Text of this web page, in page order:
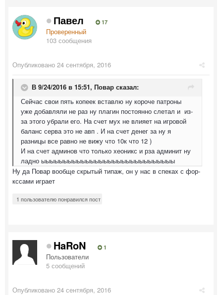
Павел 17
Проверенный
103 сообщения
Опубликовано 24 сентября, 2016
В 9/24/2016 в 15:51, Повар сказал:
Сейчас свои пять копеек вставлю ну короче патроны
уже добавляли не раз ну плагин постоянно слетал и из-
за этого убрали его. На счет мух не влияет на игровой
баланс серва это не авп . И на счет денег за ну я
разницы все равно не вижу что 10к что 12 )
И на счет админов что только хеоникс и рза админит ну
ладно ыыыыыыыыыыыыыыыыыыыыыыыыыыыыыы
Ну да Повар вообще скрытый типаж, он у нас в спеках с фор-
кссами играет
1 пользователю понравился пост
HaRoN 1
Пользователи
5 сообщений
Опубликовано 24 сентября, 2016